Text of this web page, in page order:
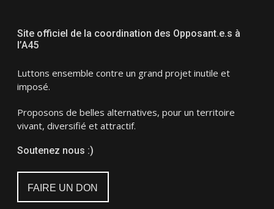
Site officiel de la coordination des Opposant.e.s à
l’A45
Luttons ensemble contre un grand projet inutile et
imposé.
Proposons de belles alternatives, pour un territoire
vivant, diversifié et attractif.
Soutenez nous :)
FAIRE UN DON